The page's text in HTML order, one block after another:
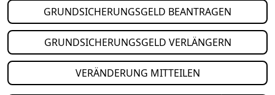
GRUNDSICHERUNGSGELD BEANTRAGEN
GRUNDSICHERUNGSGELD VERLÄNGERN(öffnet in
VERÄNDERUNG MITTEILEN(öffnet in